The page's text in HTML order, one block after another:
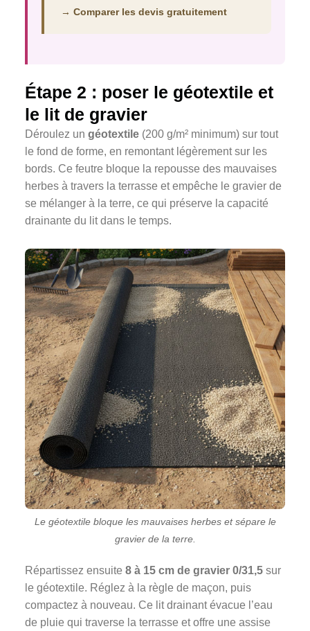
→ Comparer les devis gratuitement
Étape 2 : poser le géotextile et
le lit de gravier
Déroulez un géotextile (200 g/m² minimum) sur tout
le fond de forme, en remontant légèrement sur les
bords. Ce feutre bloque la repousse des mauvaises
herbes à travers la terrasse et empêche le gravier de
se mélanger à la terre, ce qui préserve la capacité
drainante du lit dans le temps.
Le géotextile bloque les mauvaises herbes et sépare le
gravier de la terre.
Répartissez ensuite 8 à 15 cm de gravier 0/31,5 sur
le géotextile. Réglez à la règle de maçon, puis
compactez à nouveau. Ce lit drainant évacue l’eau
de pluie qui traverse la terrasse et offre une assise